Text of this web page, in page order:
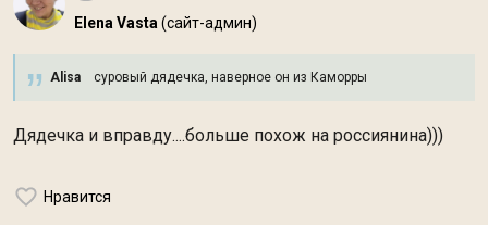
Elena Vasta (сайт-админ)
Alisa суровый дядечка, наверное он из Каморры
Дядечка и вправду....больше похож на россиянина)))
Нравится